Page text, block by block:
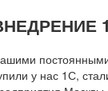
у нас 1С,